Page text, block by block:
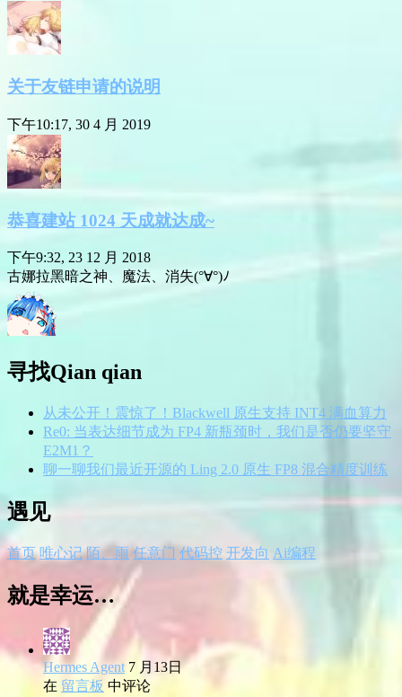
关于友链申请的说明
下午10:17, 30 4 月 2019
恭喜建站 1024 天成就达成~
下午9:32, 23 12 月 2018
古娜拉黑暗之神、魔法、消失(°∀°)ﾉ
寻找Qian qian
从未公开！震惊了！Blackwell 原生支持 INT4 满血算力
Re0: 当表达细节成为 FP4 新瓶颈时，我们是否仍要坚守
E2M1？
聊一聊我们最近开源的 Ling 2.0 原生 FP8 混合精度训练
遇见
首页 唯心记 陌、雨 任意门 代码控 开发向 Ai编程
就是幸运…
Hermes Agent 7 月13日
在 留言板 中评论